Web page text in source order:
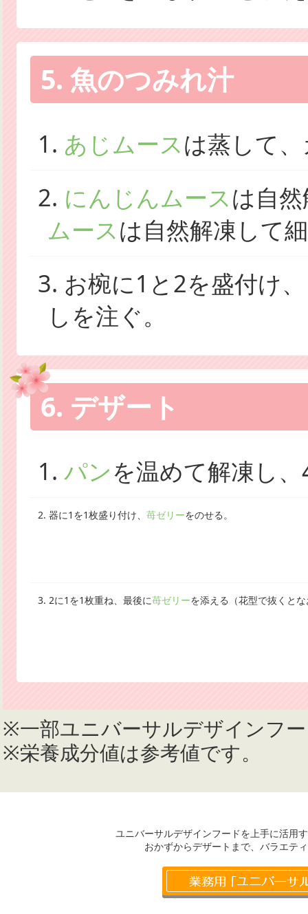
5. 魚のつみれ汁
1. あじムースは蒸して
2. にんじんムースは自
ムースは自然解凍して
3. お椀に1と2を盛付け
しを注ぐ。
6. デザート
1. パンを温めて解凍し
2. 器に1を1枚盛り付け、 苺ゼリーをのせる。
3. 2に1を1枚重ね、最後に苺ゼリーを添える（花型で抜くと
※一部ユニバーサルデザインフ
※栄養成分値は参考値です。
ユニバーサルデザインフードを上手に活用
おかずからデザートまで、バラエテ